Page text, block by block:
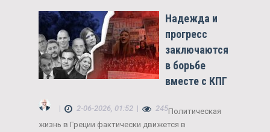
Надежда и
прогресс
заключаются
в борьбе
вместе с КПГ
| 2-06-2026, 01:52 | 245Политическая
жизнь в Греции фактически движется в